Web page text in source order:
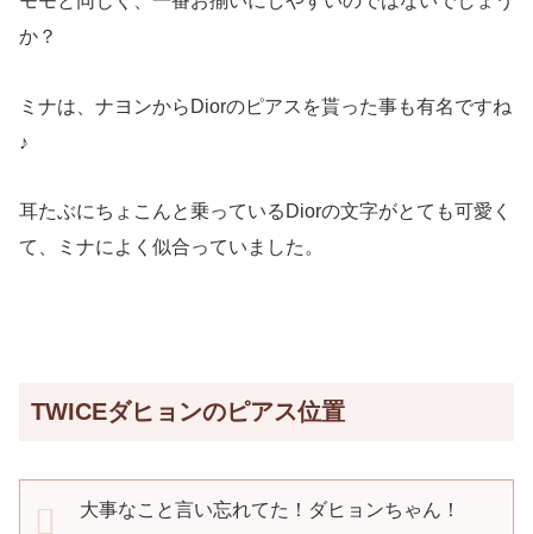
か？
ミナは、ナヨンからDiorのピアスを貰った事も有名ですね
♪
耳たぶにちょこんと乗っているDiorの文字がとても可愛く
て、ミナによく似合っていました。
TWICEダヒョンのピアス位置
大事なこと言い忘れてた！ダヒョンちゃん！